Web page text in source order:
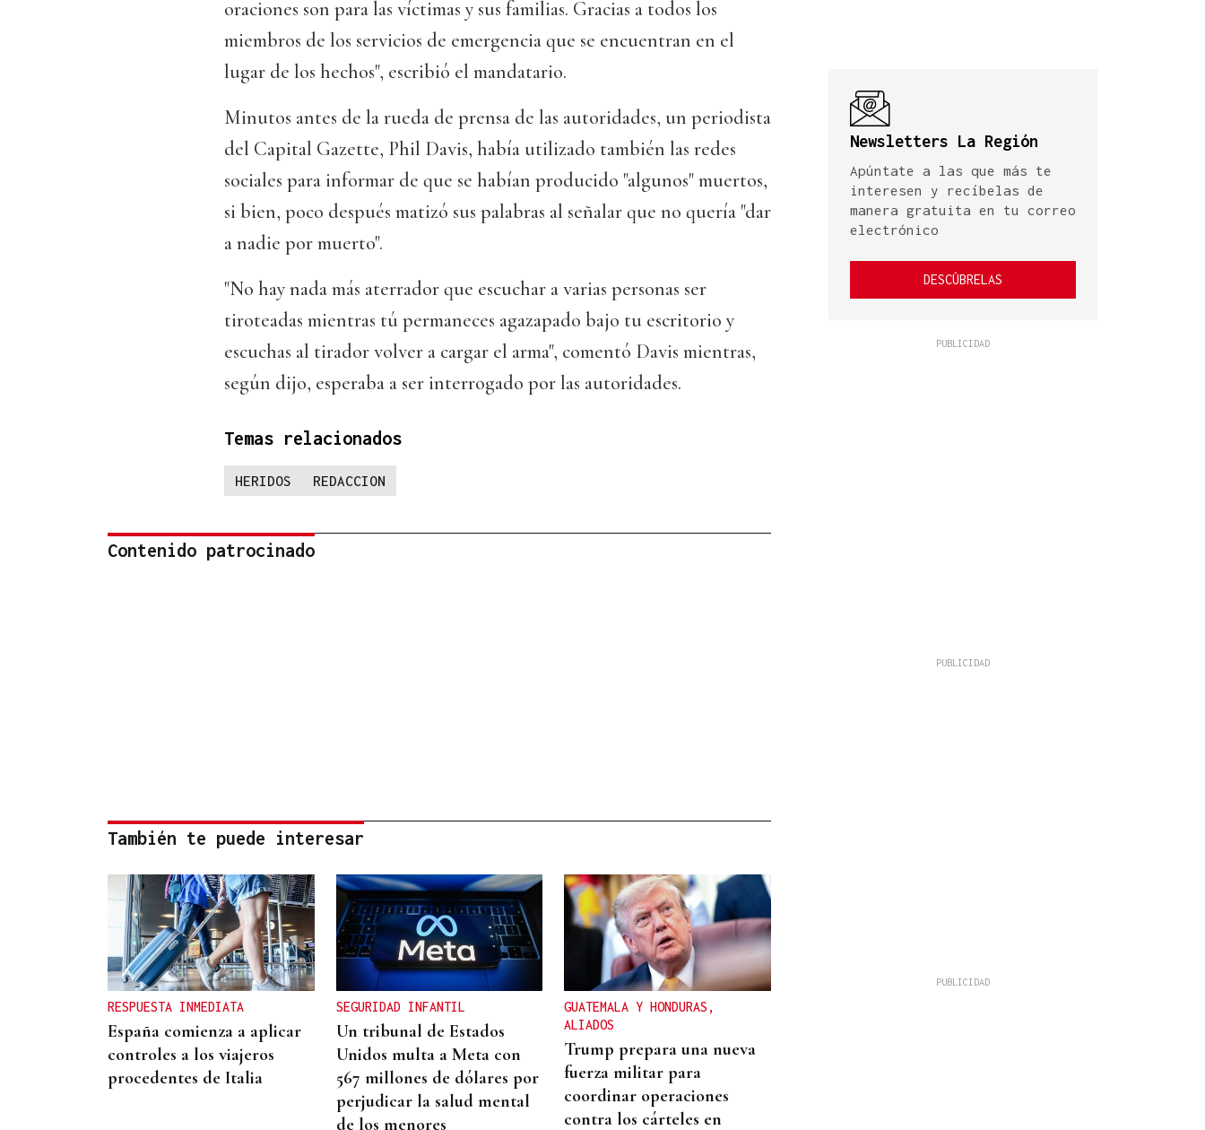
oraciones son para las víctimas y sus familias. Gracias a todos los
miembros de los servicios de emergencia que se encuentran en el
lugar de los hechos", escribió el mandatario.
Minutos antes de la rueda de prensa de las autoridades, un periodista
del Capital Gazette, Phil Davis, había utilizado también las redes
sociales para informar de que se habían producido "algunos" muertos,
si bien, poco después matizó sus palabras al señalar que no quería "dar
a nadie por muerto".
"No hay nada más aterrador que escuchar a varias personas ser
tiroteadas mientras tú permaneces agazapado bajo tu escritorio y
escuchas al tirador volver a cargar el arma", comentó Davis mientras,
según dijo, esperaba a ser interrogado por las autoridades.
Temas relacionados
HERIDOS REDACCION
Contenido patrocinado
También te puede interesar
RESPUESTA INMEDIATA
España comienza a aplicar
controles a los viajeros
procedentes de Italia
SEGURIDAD INFANTIL
Un tribunal de Estados
Unidos multa a Meta con
567 millones de dólares por
perjudicar la salud mental
de los menores
GUATEMALA Y HONDURAS,
ALIADOS
Trump prepara una nueva
fuerza militar para
coordinar operaciones
contra los cárteles en
Newsletters La Región
Apúntate a las que más te
interesen y recíbelas de
manera gratuita en tu correo
electrónico
DESCÚBRELAS